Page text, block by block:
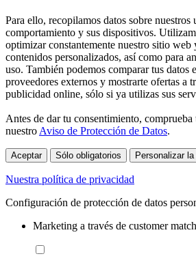
Para ello, recopilamos datos sobre nuestros
comportamiento y sus dispositivos.
optimizar constantemente nuestro sitio
contenidos personalizados, así como para
uso. También podemos comparar tus datos
proveedores externos y mostrarte ofertas a
publicidad online, sólo si ya utilizas sus
Antes de dar tu consentimiento,
nuestro Aviso de Protección de Datos.
Aceptar Sólo obligatorios Personalizar
Nuestra política de privacidad
Configuración de protección de datos
Marketing a través de customer match